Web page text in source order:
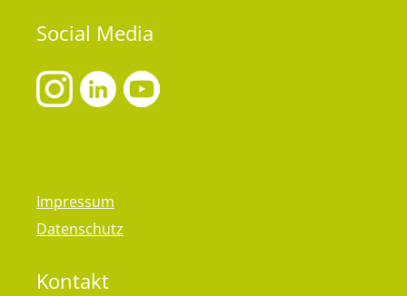
Social Media
Impressum
Datenschutz
Kontakt